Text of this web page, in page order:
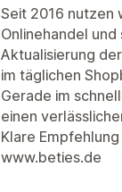
Seit 2016 nutzen
Onlinehandel
Aktualisierung
im täglichen
Gerade im
einen
Klare
www.beties.de